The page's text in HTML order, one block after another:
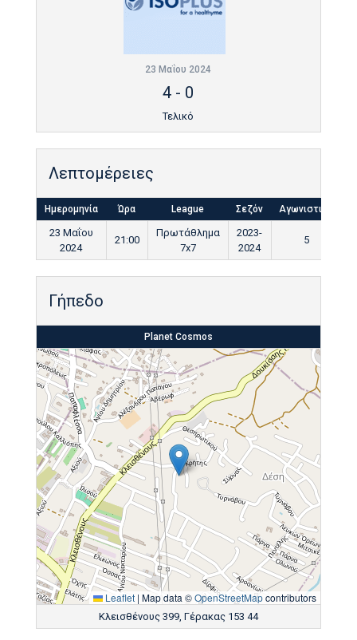
23 Μαΐου 2024
4 - 0
Τελικό
Λεπτομέρειες
Ημερομηνία Ώρα League Σεζόν Αγωνιστική
23 Μαΐου
2024
21:00
Πρωτάθλημα
7x7
2023-
2024
5
Γήπεδο
Planet Cosmos
Leaflet | Map data ©OpenStreetMapcontributors
Κλεισθένους 399, Γέρακας 153 44